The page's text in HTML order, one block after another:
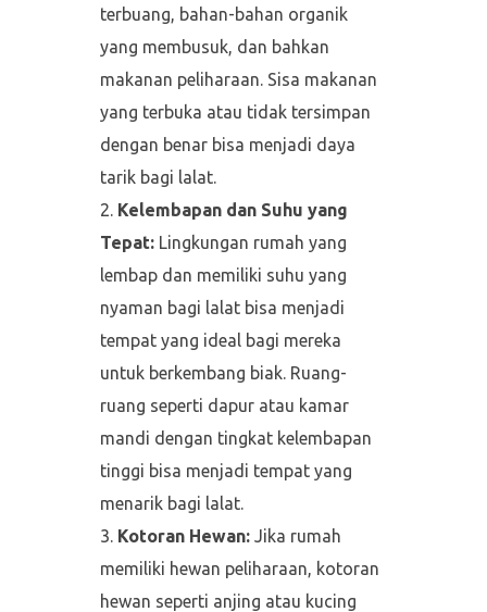
terbuang, bahan-bahan organik
yang membusuk, dan bahkan
makanan peliharaan. Sisa makanan
yang terbuka atau tidak tersimpan
dengan benar bisa menjadi daya
tarik bagi lalat.
Kelembapan dan Suhu yang
Tepat:Lingkungan rumah yang
lembap dan memiliki suhu yang
nyaman bagi lalat bisa menjadi
tempat yang ideal bagi mereka
untuk berkembang biak. Ruang-
ruang seperti dapur atau kamar
mandi dengan tingkat kelembapan
tinggi bisa menjadi tempat yang
menarik bagi lalat.
Kotoran Hewan:Jika rumah
memiliki hewan peliharaan, kotoran
hewan seperti anjing atau kucing